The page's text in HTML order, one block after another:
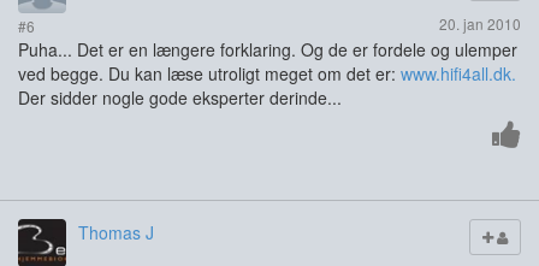
#6 20. jan 2010
Puha... Det er en længere forklaring. Og de er fordele og ulemper
ved begge. Du kan læse utroligt meget om det er: www.hifi4all.dk.
Der sidder nogle gode eksperter derinde...
Thomas J